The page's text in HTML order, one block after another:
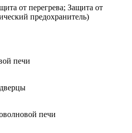
от перегрева; Защита от
предохранитель)
печи
печи